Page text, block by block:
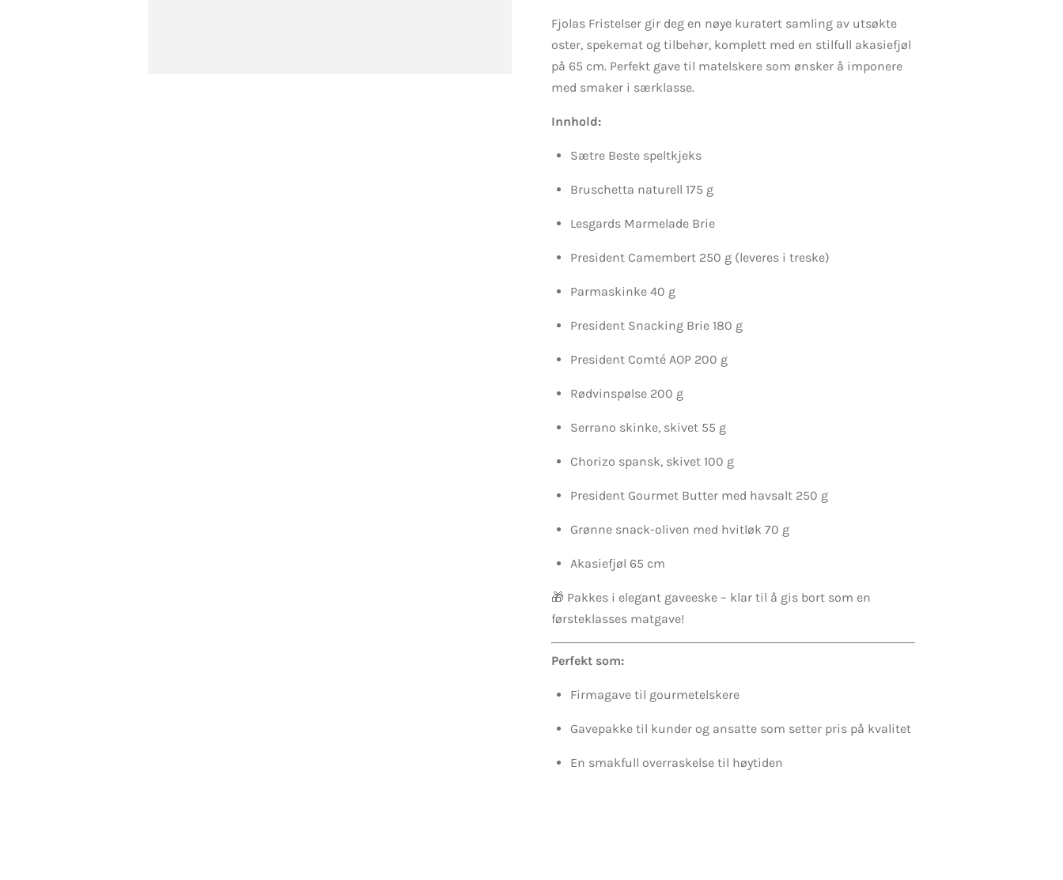
Fjolas Fristelser gir deg en nøye kuratert samling av utsøkte
oster, spekemat og tilbehør, komplett med en stilfull akasiefjøl
på 65 cm. Perfekt gave til matelskere som ønsker å imponere
med smaker i særklasse.
Innhold:
Sætre Beste speltkjeks
Bruschetta naturell 175 g
Lesgards Marmelade Brie
President Camembert 250 g (leveres i treske)
Parmaskinke 40 g
President Snacking Brie 180 g
President Comté AOP 200 g
Rødvinspølse 200 g
Serrano skinke, skivet 55 g
Chorizo spansk, skivet 100 g
President Gourmet Butter med havsalt 250 g
Grønne snack-oliven med hvitløk 70 g
Akasiefjøl 65 cm
🎁 Pakkes i elegant gaveeske – klar til å gis bort som en
førsteklasses matgave!
Perfekt som:
Firmagave til gourmetelskere
Gavepakke til kunder og ansatte som setter pris på kvalitet
En smakfull overraskelse til høytiden